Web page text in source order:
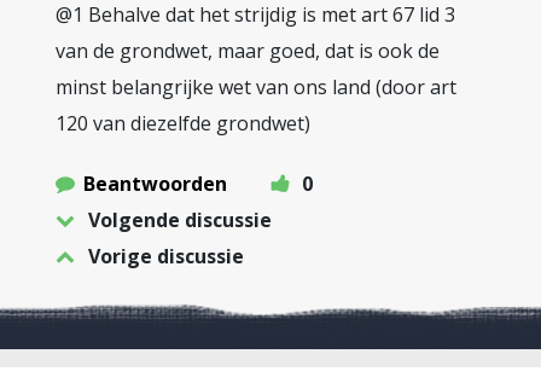
@1 Behalve dat het strijdig is met art 67 lid 3
van de grondwet, maar goed, dat is ook de
minst belangrijke wet van ons land (door art
120 van diezelfde grondwet)
Beantwoorden
0
Volgende discussie
Vorige discussie